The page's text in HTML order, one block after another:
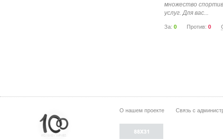
множество
услуг. Для вас...
За: 0 Против: 0
О нашем проекте Связь с